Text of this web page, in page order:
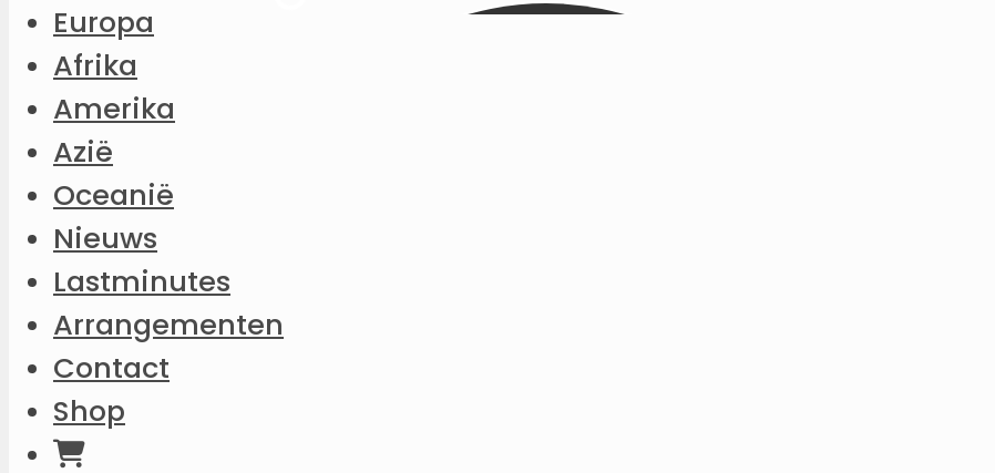
Europa
Afrika
Amerika
Azië
Oceanië
Nieuws
Lastminutes
Arrangementen
Contact
Shop